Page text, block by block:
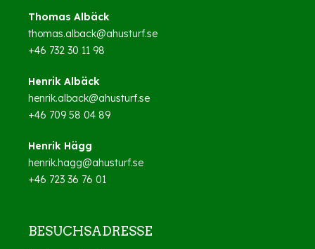
Thomas Albäck
thomas.alback@ahusturf.se
+46 732 30 11 98
Henrik Albäck
henrik.alback@ahusturf.se
+46 709 58 04 89
Henrik Hägg
henrik.hagg@ahusturf.se
+46 723 36 76 01
BESUCHSADRESSE